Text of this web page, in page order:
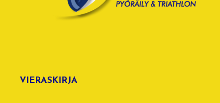
VIERASKIRJA